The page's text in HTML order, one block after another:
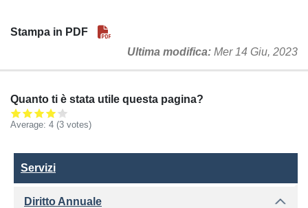
Stampa in PDF
Ultima modifica Mer 14 Giu, 2023
Quanto ti è stata utile questa pagina?
Average: 4 (3 votes)
Servizi
Servizi
Diritto Annuale